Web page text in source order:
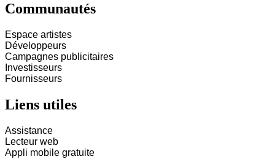
Communautés
Espace artistes
Développeurs
Campagnes publicitaires
Investisseurs
Fournisseurs
Liens utiles
Assistance
Lecteur web
Appli mobile gratuite